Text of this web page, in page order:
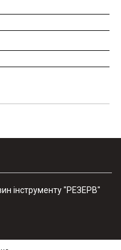
інструменту "РЕЗЕРВ"